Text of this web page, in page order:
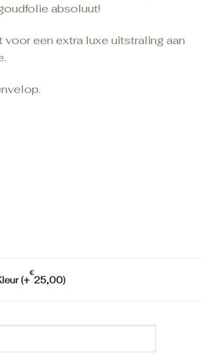
absoluut!
een extra luxe uitstraling aan
(+
€
25,00)